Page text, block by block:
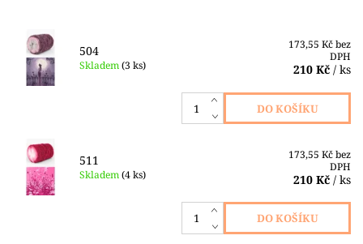
504
Skladem(3 ks)
173,55 Kč bez
DPH
210 Kč / ks
511
Skladem(4 ks)
173,55 Kč bez
DPH
210 Kč / ks